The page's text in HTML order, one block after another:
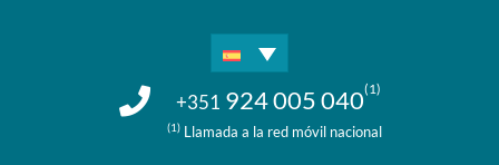
+351 924 005 040(1)
(1)Llamada a la red móvil nacional